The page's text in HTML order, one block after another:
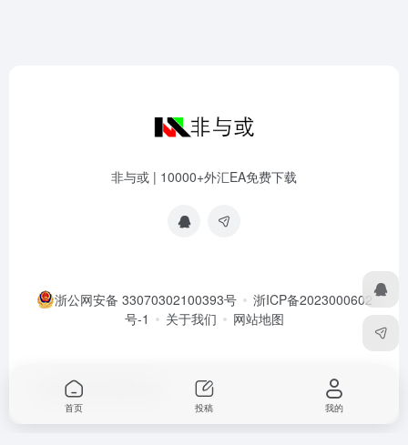
非与或 | 10000+外汇EA免费下载
浙公网安备 33070302100393号
浙ICP备2023000602
号-1
关于我们 网站地图
Copyright © 2026
首页 投稿 我的